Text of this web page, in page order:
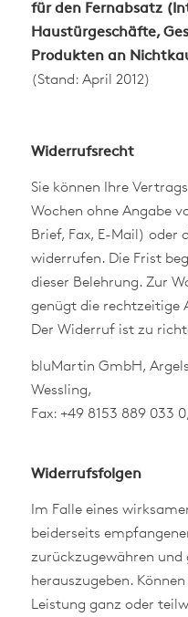
für den Fernabsatz
Haustürgeschäfte,
Produkten an
(Stand: April 2012)
Widerrufsrecht
Sie können Ihre
Wochen ohne Angabe
Brief, Fax, E-Mail) oder
widerrufen. Die Frist
dieser Belehrung. Zur
genügt die rechtzeitige
Der Widerruf ist zu
bluMartin GmbH,
Wessling,
Fax: +49 8153 889 033
Widerrufsfolgen
Im Falle eines
beiderseits
zurückzugewähren und
herauszugeben.
Leistung ganz oder